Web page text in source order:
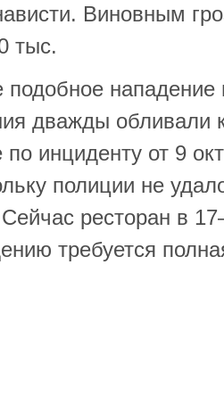
Виновным
тыс.
подобное
дважды обливали
по инциденту от 9
полиции не
ресторан в
требуется